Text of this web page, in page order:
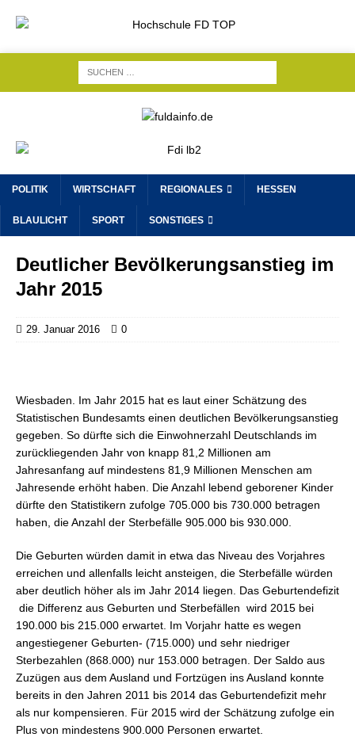
POLITIK WIRTSCHAFT REGIONALES HESSEN
BLAULICHT SPORT SONSTIGES
Deutlicher Bevölkerungs­anstieg im
Jahr 2015
29. Januar 2016 0
Wiesbaden. Im Jahr 2015 hat es laut einer Schätzung des
Statistischen Bundesamts einen deutlichen Bevölkerungsanstieg
gegeben. So dürfte sich die Einwohnerzahl Deutschlands im
zurückliegenden Jahr von knapp 81,2 Millionen am
Jahresanfang auf mindestens 81,9 Millionen Menschen am
Jahresende erhöht haben. Die Anzahl lebend geborener Kinder
dürfte den Statistikern zufolge 705.000 bis 730.000 betragen
haben, die Anzahl der Sterbefälle 905.000 bis 930.000.
Die Geburten würden damit in etwa das Niveau des Vorjahres
erreichen und allenfalls leicht ansteigen, die Sterbefälle würden
aber deutlich höher als im Jahr 2014 liegen. Das Geburtendefizit
 die Differenz aus Geburten und Sterbefällen  wird 2015 bei
190.000 bis 215.000 erwartet. Im Vorjahr hatte es wegen
angestiegener Geburten- (715.000) und sehr niedriger
Sterbezahlen (868.000) nur 153.000 betragen. Der Saldo aus
Zuzügen aus dem Ausland und Fortzügen ins Ausland konnte
bereits in den Jahren 2011 bis 2014 das Geburtendefizit mehr
als nur kompensieren. Für 2015 wird der Schätzung zufolge ein
Plus von mindestens 900.000 Personen erwartet.